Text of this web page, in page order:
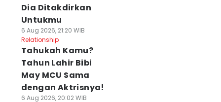
Dia Ditakdirkan
Untukmu
6 Aug 2026, 21:20 WIB
Relationship
Tahukah Kamu?
Tahun Lahir Bibi
May MCU Sama
dengan Aktrisnya!
6 Aug 2026, 20:02 WIB